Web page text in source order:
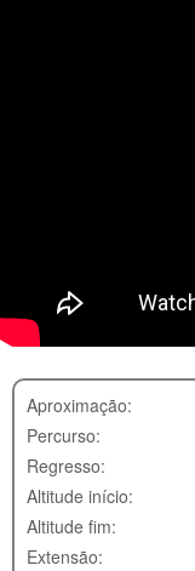
Aproximação:
Percurso:
Regresso:
Altitude início:
Altitude fim:
Extensão: